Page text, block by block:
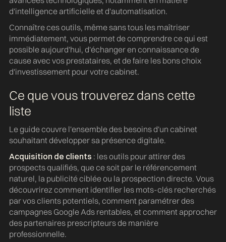
d'intelligence artificielle et d'automatisation.
Connaître ces outils, même sans tous les maîtriser
immédiatement, vous permet de comprendre ce qui est
possible aujourd'hui, d'échanger en connaissance de
cause avec vos prestataires, et de faire les bons choix
d'investissement pour votre cabinet.
Ce que vous trouverez dans cette
liste
Le guide couvre l'ensemble des besoins d'un cabinet
souhaitant développer sa présence digitale.
Acquisition de clients : les outils pour attirer des
prospects qualifiés, que ce soit par le référencement
naturel, la publicité ciblée ou la prospection directe. Vous
découvrirez comment identifier les mots-clés recherchés
par vos clients potentiels, comment paramétrer des
campagnes Google Ads rentables, et comment approcher
des partenaires prescripteurs de manière
professionnelle.